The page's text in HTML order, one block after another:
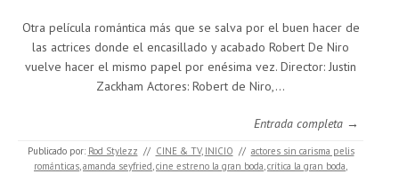
Otra película romántica más que se salva por el buen hacer de
las actrices donde el encasillado y acabado Robert De Niro
vuelve hacer el mismo papel por enésima vez. Director: Justin
Zackham Actores: Robert de Niro,…
Entrada completa →
Publicado por: Rod Stylezz // CINE & TV, INICIO // actores sin carisma pelis
románticas,amanda seyfried,cine estreno la gran boda,crítica la gran boda,